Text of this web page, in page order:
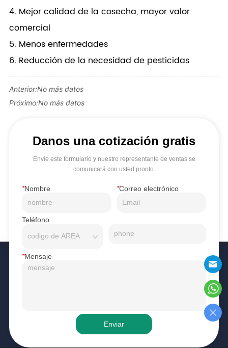
4. Mejor calidad de la cosecha, mayor valor
comercial
5. Menos enfermedades
6. Reducción de la necesidad de pesticidas
Anterior:No más datos
Próximo:No más datos
Danos una cotización gratis
Envíe este formulario y nuestro representante de ventas se
comunicará con usted pronto.
*Nombre *Correo electrónico
Teléfono
*Mensaje
Enviar